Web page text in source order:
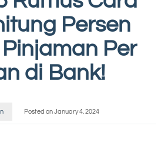
Persen
Per
di Bank!
Posted onJanuary 4, 2024